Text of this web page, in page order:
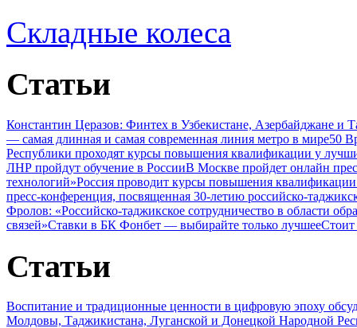
Складные колеса
Статьи
Константин Церазов: Финтех в Узбекистане, Азербайджане
— самая длинная и самая современная линия метро в мире50
Республики проходят курсы повышения квалификации у
ЛНР пройдут обучение в РоссииВ Москве пройдет онлайн
технологий»Россия проводит курсы повышения квалификации
пресс-конференция, посвященная 30-летию российско-
Фролов: «Российско-таджикское сотрудничество в области
связей»Ставки в БК Фонбет — выбирайте только лучшееСтоит
Статьи
Воспитание и традиционные ценности в цифровую эпоху
Молдовы, Таджикистана, Луганской и Донецкой Народной